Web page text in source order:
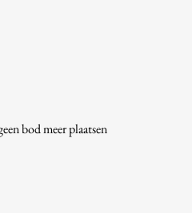
bod meer plaatsen